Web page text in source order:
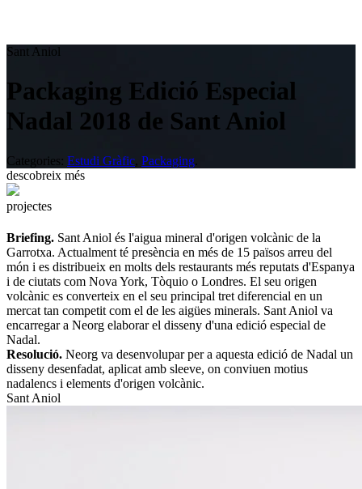
Sant Aniol
Packaging Edició Especial
Nadal 2018 de Sant Aniol
Categories: Estudi Gràfic, Packaging
descobreix més
projectes
Briefing. Sant Aniol és l'aigua mineral d'origen volcànic de la
Garrotxa. Actualment té presència en més de 15 països arreu del
món i es distribueix en molts dels restaurants més reputats d'Espanya
i de ciutats com Nova York, Tòquio o Londres. El seu origen
volcànic es converteix en el seu principal tret diferencial en un
mercat tan competit com el de les aigües minerals. Sant Aniol va
encarregar a Neorg elaborar el disseny d'una edició especial de
Nadal.
Resolució. Neorg va desenvolupar per a aquesta edició de Nadal un
disseny desenfadat, aplicat amb sleeve, on conviuen motius
nadalencs i elements d'origen volcànic.
Sant Aniol